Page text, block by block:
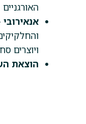
אנאירובי
ויוצרים
הוצאת